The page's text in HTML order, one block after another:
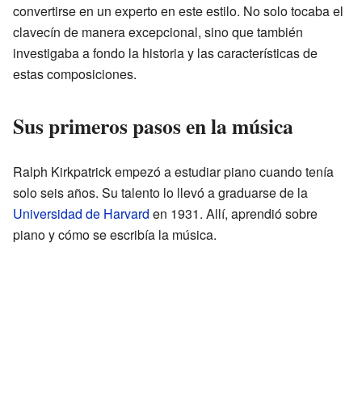
convertirse en un experto en este estilo. No solo tocaba el
clavecín de manera excepcional, sino que también
investigaba a fondo la historia y las características de
estas composiciones.
Sus primeros pasos en la música
Ralph Kirkpatrick empezó a estudiar piano cuando tenía
solo seis años. Su talento lo llevó a graduarse de la
Universidad de Harvard en 1931. Allí, aprendió sobre
piano y cómo se escribía la música.